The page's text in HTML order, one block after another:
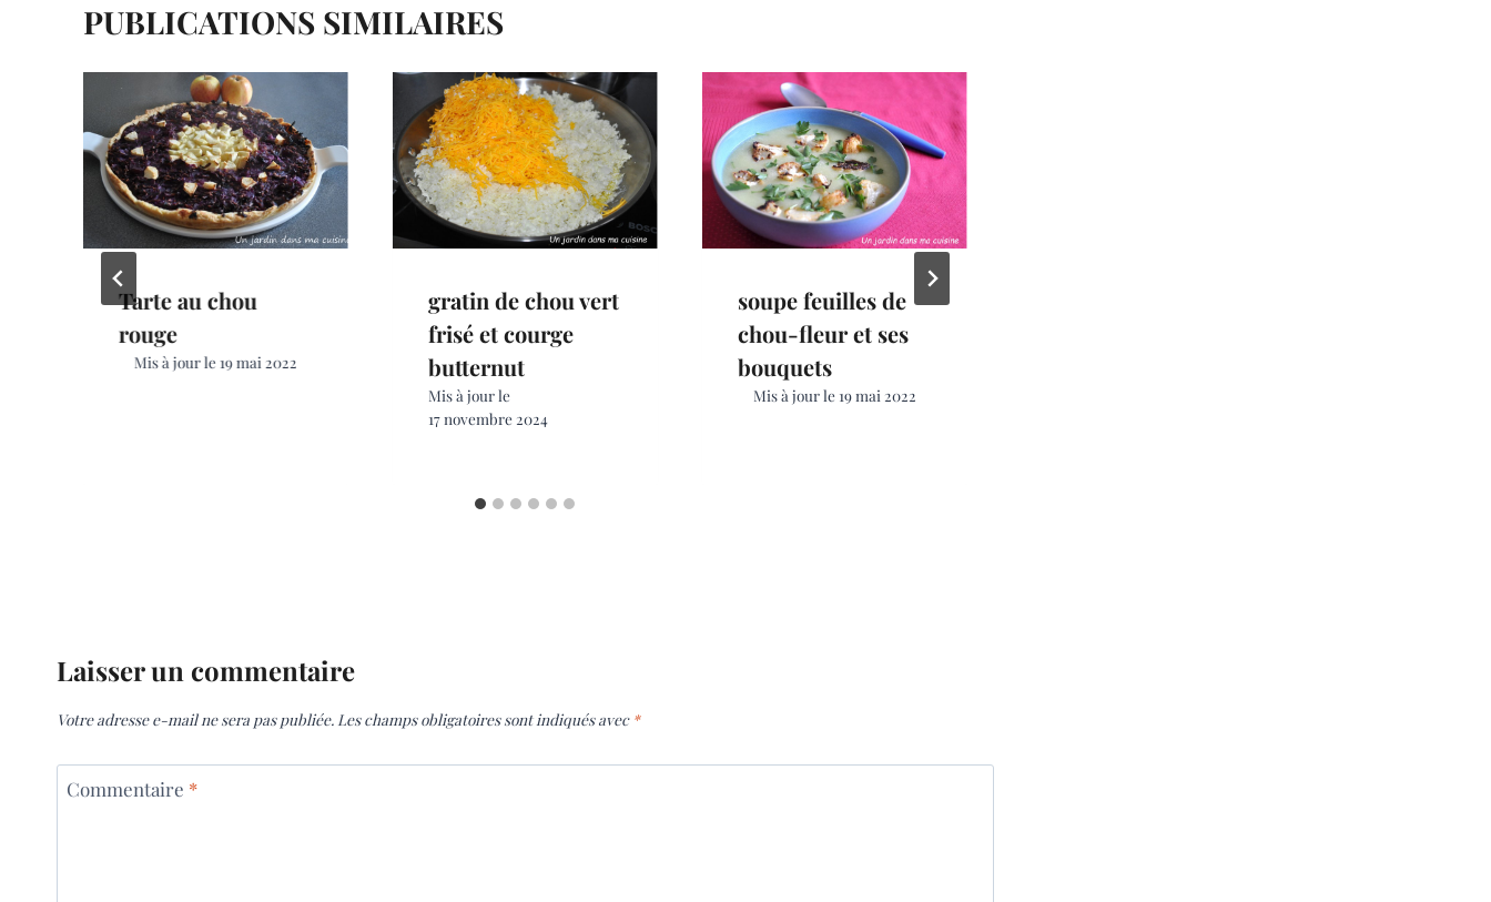
PUBLICATIONS SIMILAIRES
Tarte au chou
rouge
Mis à jour le19 mai 2022
gratin de chou vert
frisé et courge
butternut
Mis à jour le
17 novembre 2024
soupe feuilles de
chou-fleur et ses
bouquets
Mis à jour le 19 mai 2022
Laisser un commentaire
Votre adresse e-mail ne sera pas publiée. Les champs obligatoires sont indiqués avec *
Commentaire *